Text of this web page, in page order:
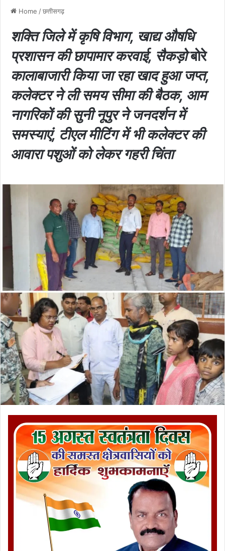
Home /छत्तीसगढ़
शक्ति जिले में कृषि विभाग, खाद्य औषधि
प्रशासन की छापामार करवाई, सैकड़ोबोरे
कालाबाजारी किया जा रहा खाद हुआ जप्त,
कलेक्टर ने ली समय सीमा की बैठक, आम
नागरिकों की सुनी नूपुर ने जनदर्शन में
समस्याएं, टीएल मीटिंग में भी कलेक्टर की
आवारा पशुओं को लेकर गहरी चिंता